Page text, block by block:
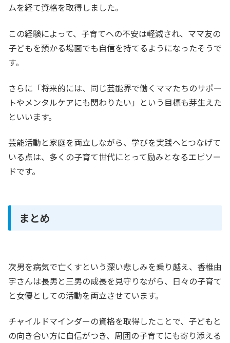
ムを経て資格を取得しました。
この経験によって、子育てへの不安は軽減され、ママ友の
子どもを預かる場面でも自信を持てるようになったそうで
す。
さらに「将来的には、同じ芸能界で働くママたちのサポー
トやメンタルケアにも関わりたい」という目標も芽生えた
といいます。
芸能活動と家庭を両立しながら、学びを実践へとつなげて
いる点は、多くの子育て世代にとって励みとなるエピソー
ドです。
まとめ
次男を病気で亡くすという深い悲しみを乗り越え、香椎由
宇さんは長男と三男の成長を見守りながら、日々の子育て
と女優としての活動を両立させています。
チャイルドマインダーの資格を取得したことで、子どもと
の向き合い方に自信がつき、周囲の子育てにも寄り添える